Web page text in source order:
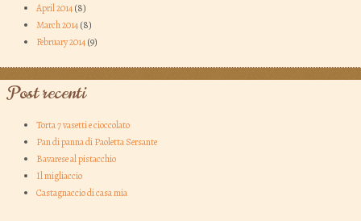
April 2014(8)
March 2014(8)
February 2014(9)
Post recenti
Torta 7 vasetti e cioccolato
Pan di panna di Paoletta Sersante
Bavarese al pistacchio
Il migliaccio
Castagnaccio di casa mia